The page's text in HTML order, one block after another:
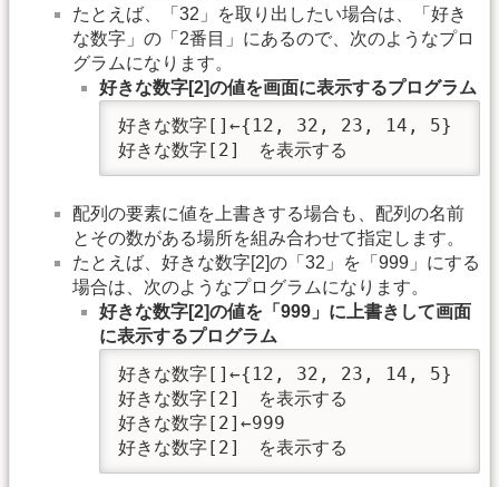
たとえば、「32」を取り出したい場合は、「好き
な数字」の「2番目」にあるので、次のようなプロ
グラムになります。
好きな数字[2]の値を画面に表示するプログラム
好きな数字[]←{12, 32, 23, 14, 5}
好きな数字[2]　を表示する
配列の要素に値を上書きする場合も、配列の名前
とその数がある場所を組み合わせて指定します。
たとえば、好きな数字[2]の「32」を「999」にする
場合は、次のようなプログラムになります。
好きな数字[2]の値を「999」に上書きして画面
に表示するプログラム
好きな数字[]←{12, 32, 23, 14, 5}
好きな数字[2]　を表示する
好きな数字[2]←999
好きな数字[2]　を表示する